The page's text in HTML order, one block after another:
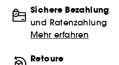
Sichere Bezahlung
und Ratenzahlung
Mehr erfahren
Retoure